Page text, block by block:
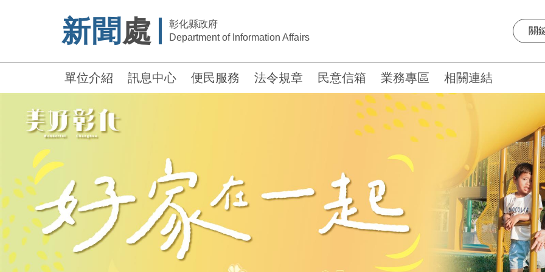
新聞處
彰化縣政府
Department of Information Affairs
單位介紹 訊息中心 便民服務 法令規章 民意信箱 業務專區 相關連結